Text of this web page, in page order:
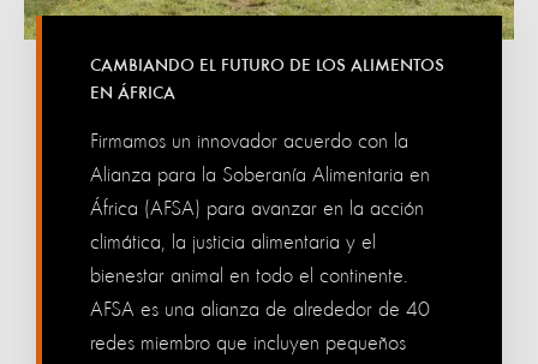
CAMBIANDO EL FUTURO DE LOS ALIMENTOS
EN ÁFRICA
Firmamos un innovador acuerdo con la
Alianza para la Soberanía Alimentaria en
África (AFSA) para avanzar en la acción
climática, la justicia alimentaria y el
bienestar animal en todo el continente.
AFSA es una alianza de alrededor de 40
redes miembro que incluyen pequeños